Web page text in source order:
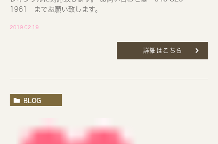
1961 までお願い致します。
2019.02.19
詳細はこちら
BLOG